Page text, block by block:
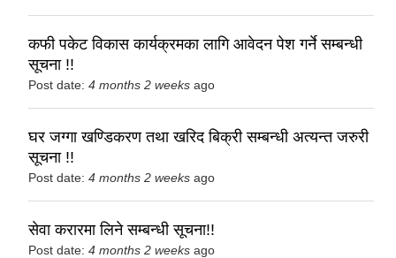
कफी पकेट विकास कार्यक्रमका लागि आवेदन पेश गर्ने सम्बन्धी
सूचना !!
Post date: 4 months 2 weeks ago
घर जग्गा खण्डिकरण तथा खरिद बिक्री सम्बन्धी अत्यन्त जरुरी
सूचना !!
Post date: 4 months 2 weeks ago
सेवा करारमा लिने सम्बन्धी सूचना!!
Post date: 4 months 2 weeks ago